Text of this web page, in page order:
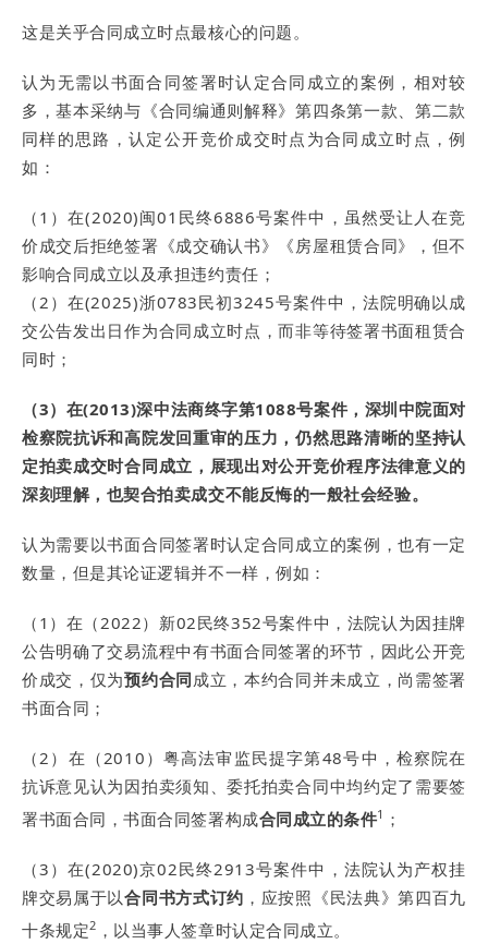
这是关乎合同成立时点最核心的问题。
认为无需以书面合同签署时认定合同成立的案例，相对较
多，基本采纳与《合同编通则解释》第四条第一款、第二款
同样的思路，认定公开竞价成交时点为合同成立时点，例
如：
（1）在(2020)闽01民终6886号案件中，虽然受让人在竞
价成交后拒绝签署《成交确认书》《房屋租赁合同》，但不
影响合同成立以及承担违约责任；
（2）在(2025)浙0783民初3245号案件中，法院明确以成
交公告发出日作为合同成立时点，而非等待签署书面租赁合
同时；
（3）在(2013)深中法商终字第1088号案件，深圳中院面对
检察院抗诉和高院发回重审的压力，仍然思路清晰的坚持认
定拍卖成交时合同成立，展现出对公开竞价程序法律意义的
深刻理解，也契合拍卖成交不能反悔的一般社会经验。
认为需要以书面合同签署时认定合同成立的案例，也有一定
数量，但是其论证逻辑并不一样，例如：
（1）在（2022）新02民终352号案件中，法院认为因挂牌
公告明确了交易流程中有书面合同签署的环节，因此公开竞
价成交，仅为预约合同成立，本约合同并未成立，尚需签署
书面合同；
（2）在（2010）粤高法审监民提字第48号中，检察院在
抗诉意见认为因拍卖须知、委托拍卖合同中均约定了需要签
署书面合同，书面合同签署构成合同成立的条件1 ；
（3）在(2020)京02民终2913号案件中，法院认为产权挂
牌交易属于以合同书方式订约 ，应按照《民法典》第四百九
十条规定2 ，以当事人签章时认定合同成立。